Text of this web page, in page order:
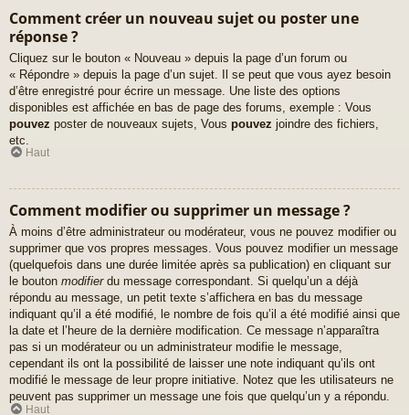
Comment créer un nouveau sujet ou poster une
réponse ?
Cliquez sur le bouton « Nouveau » depuis la page d’un forum ou
« Répondre » depuis la page d’un sujet. Il se peut que vous ayez besoin
d’être enregistré pour écrire un message. Une liste des options
disponibles est affichée en bas de page des forums, exemple : Vous
pouvez poster de nouveaux sujets, Vous pouvez joindre des fichiers,
etc.
Haut
Comment modifier ou supprimer un message ?
À moins d’être administrateur ou modérateur, vous ne pouvez modifier ou
supprimer que vos propres messages. Vous pouvez modifier un message
(quelquefois dans une durée limitée après sa publication) en cliquant sur
le bouton modifierdu message correspondant. Si quelqu’un a déjà
répondu au message, un petit texte s’affichera en bas du message
indiquant qu’il a été modifié, le nombre de fois qu’il a été modifié ainsi que
la date et l’heure de la dernière modification. Ce message n’apparaîtra
pas si un modérateur ou un administrateur modifie le message,
cependant ils ont la possibilité de laisser une note indiquant qu’ils ont
modifié le message de leur propre initiative. Notez que les utilisateurs ne
peuvent pas supprimer un message une fois que quelqu’un y a répondu.
Haut